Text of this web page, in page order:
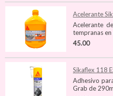
Acelerante
Acelerante
tempranas
45.00
Sikaflex 118
Adhesivo
Grab de